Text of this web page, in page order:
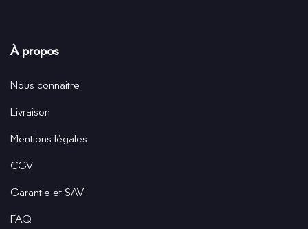
À propos
Nous connaitre
Livraison
Mentions légales
CGV
Garantie et SAV
FAQ